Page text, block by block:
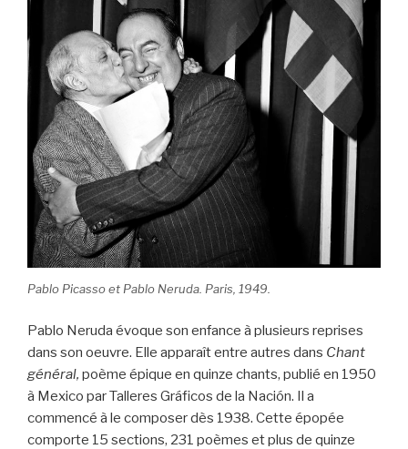
Pablo Picasso et Pablo Neruda. Paris, 1949.
Pablo Neruda évoque son enfance à plusieurs reprises
dans son oeuvre. Elle apparaît entre autres dans Chant
général, poème épique en quinze chants, publié en 1950
à Mexico par Talleres Gráficos de la Nación. Il a
commencé à le composer dès 1938. Cette épopée
comporte 15 sections, 231 poèmes et plus de quinze